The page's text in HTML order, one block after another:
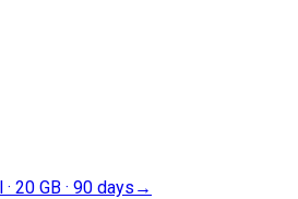
· 20 GB · 90 days →